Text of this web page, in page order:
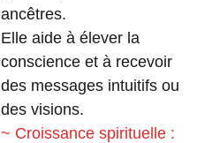
ancêtres.
Elle aide à élever la
conscience et à recevoir
des messages intuitifs ou
des visions.
~ Croissance spirituelle :